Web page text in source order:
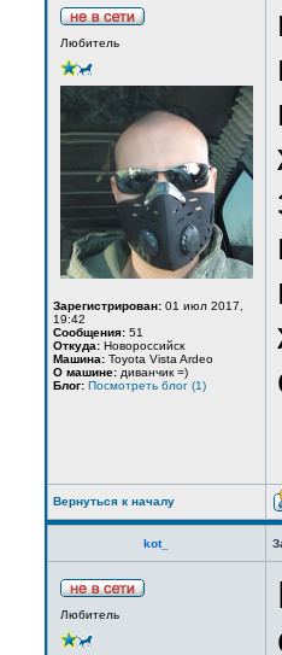
Любитель
Зарегистрирован: 01 июл 2017,
19:42
Сообщения: 51
Откуда: Новороссийск
Машина: Toyota Vista Ardeo
О машине: диванчик =)
Блог: Посмотреть блог (1)
Вернуться к началу
kot_
Любитель